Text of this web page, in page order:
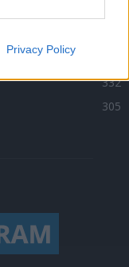
Privacy Policy
332
305